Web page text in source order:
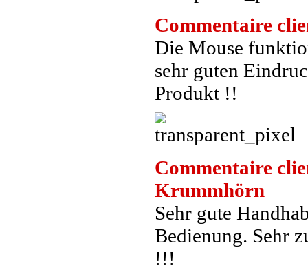
Commentaire
Die Mouse
sehr guten
Produkt !!
Commentaire
Krummhörn
Sehr gute
Bedienung. Sehr
!!!